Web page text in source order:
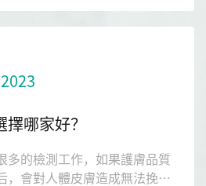
2023
哪家好？
多的檢測工作，如果護膚品質
，會對人體皮膚造成無法挽回